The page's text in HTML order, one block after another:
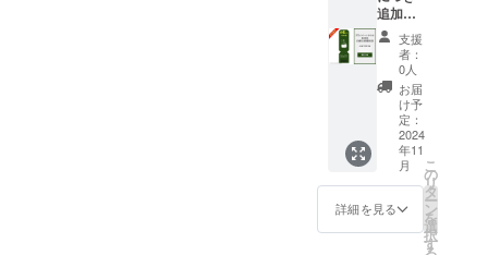
務。故郷で
ある和歌山
を盛り上げ
たい想いで
2024年に起
現在は地元
の強力な
さんたちと
追加★
4名まで
利用可
【プラ
イベー
トサウ
ナ＆
BBQ日
帰り特
別プラ
ン 3時
間利
用】 日
帰り割
支援
者：
0人
お届
け予
定：
2024
年11
月
詳細を見る
こ
の
リ
タ
ー
ン
を
選
択
す